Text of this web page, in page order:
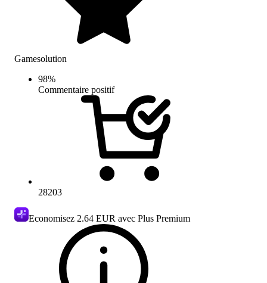
Gamesolution
98%
Commentaire positif
28203
Economisez 2.64 EUR avec Plus Premium